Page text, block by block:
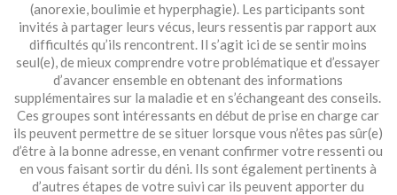
(anorexie, boulimie et hyperphagie). Les participants sont
invités à partager leurs vécus, leurs ressentis par rapport aux
difficultés qu’ils rencontrent. Il s’agit ici de se sentir moins
seul(e), de mieux comprendre votre problématique et d’essayer
d’avancer ensemble en obtenant des informations
supplémentaires sur la maladie et en s’échangeant des conseils.
Ces groupes sont intéressants en début de prise en charge car
ils peuvent permettre de se situer lorsque vous n’êtes pas sûr(e)
d’être à la bonne adresse, en venant confirmer votre ressenti ou
en vous faisant sortir du déni. Ils sont également pertinents à
d’autres étapes de votre suivi car ils peuvent apporter du